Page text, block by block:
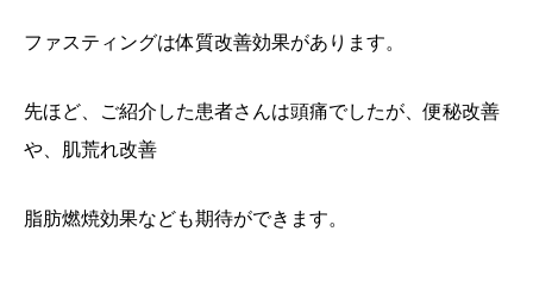
ファスティングは体質改善効果があります。
先ほど、ご紹介した患者さんは頭痛でしたが、便秘改善
や、肌荒れ改善
脂肪燃焼効果なども期待ができます。